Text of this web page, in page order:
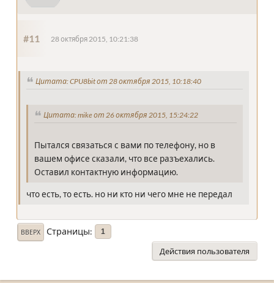
#11 28 октября 2015, 10:21:38
Цитата: CPU8bit от 28 октября 2015, 10:18:40
Цитата: mike от 26 октября 2015, 15:24:22
Пытался связаться с вами по телефону, но в
вашем офисе сказали, что все разъехались.
Оставил контактную информацию.
что есть, то есть. но ни кто ни чего мне не передал
ВВЕРХ Страницы 1
Действия пользователя